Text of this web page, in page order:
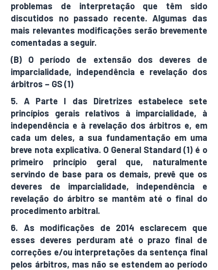
problemas de interpretação que têm sido
discutidos no passado recente. Algumas das
mais relevantes modificações serão brevemente
comentadas a seguir.
(B) O período de extensão dos deveres de
imparcialidade, independência e revelação dos
árbitros – GS (1)
5. A Parte I das Diretrizes estabelece sete
princípios gerais relativos à imparcialidade, à
independência e à revelação dos árbitros e, em
cada um deles, a sua fundamentação em uma
breve nota explicativa. O General Standard (1) é o
primeiro princípio geral que, naturalmente
servindo de base para os demais, prevê que os
deveres de imparcialidade, independência e
revelação do árbitro se mantêm até o final do
procedimento arbitral.
6. As modificações de 2014 esclarecem que
esses deveres perduram até o prazo final de
correções e/ou interpretações da sentença final
pelos árbitros, mas não se estendem ao período